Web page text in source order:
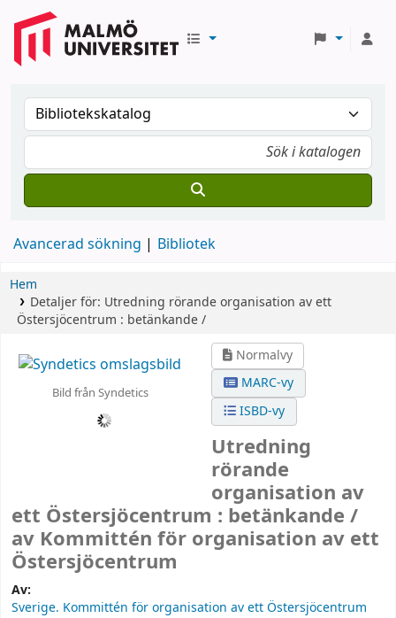
Avancerad sökning Bibliotek
Hem
Detaljer för: Utredning rörande organisation av ett
Östersjöcentrum : betänkande /
Bild från Syndetics
Normalvy
MARC-vy
ISBD-vy
Utredning
rörande
organisation av
ett Östersjöcentrum : betänkande /
av Kommittén för organisation av ett
Östersjöcentrum
Av:
Sverige. Kommittén för organisation av ett Östersjöcentrum